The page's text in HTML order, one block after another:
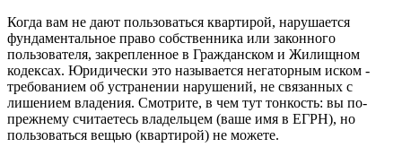
Когда вам не дают пользоваться квартирой, нарушается
фундаментальное право собственника или законного
пользователя, закрепленное в Гражданском и Жилищном
кодексах. Юридически это называется негаторным иском -
требованием об устранении нарушений, не связанных с
лишением владения. Смотрите, в чем тут тонкость: вы по-
прежнему считаетесь владельцем (ваше имя в ЕГРН), но
пользоваться вещью (квартирой) не можете.